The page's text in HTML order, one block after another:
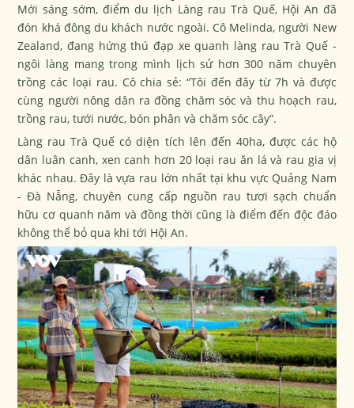
Mới sáng sớm, điểm du lịch Làng rau Trà Quế, Hội An đã
đón khá đông du khách nước ngoài. Cô Melinda, người New
Zealand, đang hứng thú đạp xe quanh làng rau Trà Quế -
ngôi làng mang trong mình lịch sử hơn 300 năm chuyên
trồng các loại rau. Cô chia sẻ: “Tôi đến đây từ 7h và được
cùng người nông dân ra đồng chăm sóc và thu hoạch rau,
trồng rau, tưới nước, bón phân và chăm sóc cây”.
Làng rau Trà Quế có diện tích lên đến 40ha, được các hộ
dân luân canh, xen canh hơn 20 loại rau ăn lá và rau gia vị
khác nhau. Đây là vựa rau lớn nhất tại khu vực Quảng Nam
- Đà Nẵng, chuyên cung cấp nguồn rau tươi sạch chuẩn
hữu cơ quanh năm và đồng thời cũng là điểm đến độc đáo
không thể bỏ qua khi tới Hội An.